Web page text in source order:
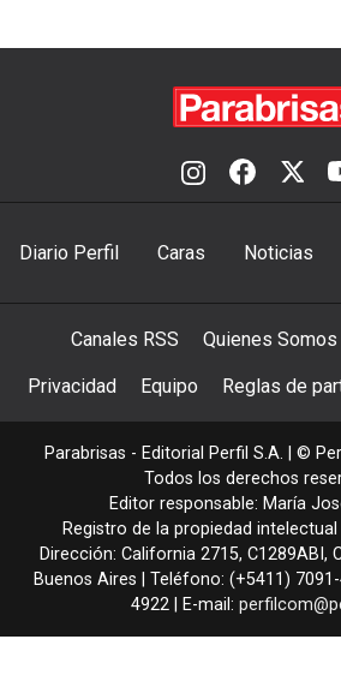
Diario Perfil Caras Noticias
Canales RSS Quienes Somos
Privacidad Equipo Reglas de
Parabrisas - Editorial Perfil S.A. | ©
Todos los derechos
Editor responsable: María
Registro de la propiedad
Dirección: California 2715, C1289ABI ,
Buenos Aires | Teléfono: (+5411) 7091-
4922 | E-mail: